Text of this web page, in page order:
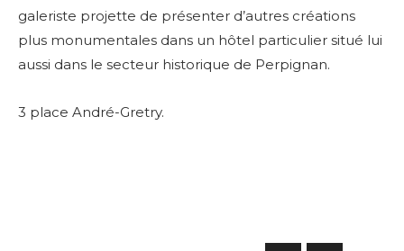
galeriste projette de présenter d’autres créations
plus monumentales dans un hôtel particulier situé lui
aussi dans le secteur historique de Perpignan.
3 place André-Gretry.